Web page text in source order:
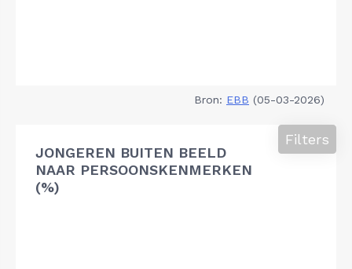
Bron: EBB (05-03-2026)
JONGEREN BUITEN BEELD
NAAR PERSOONSKENMERKEN
(%)
Filters